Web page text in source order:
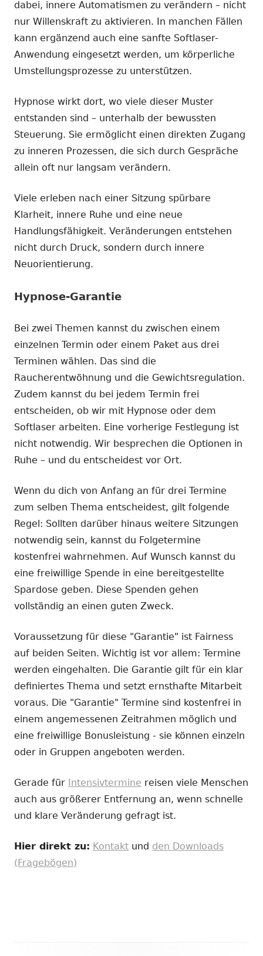
dabei, innere Automatismen zu verändern – nicht
nur Willenskraft zu aktivieren. In manchen Fällen
kann ergänzend auch eine sanfte Softlaser-
Anwendung eingesetzt werden, um körperliche
Umstellungsprozesse zu unterstützen.
Hypnose wirkt dort, wo viele dieser Muster
entstanden sind – unterhalb der bewussten
Steuerung. Sie ermöglicht einen direkten Zugang
zu inneren Prozessen, die sich durch Gespräche
allein oft nur langsam verändern.
Viele erleben nach einer Sitzung spürbare
Klarheit, innere Ruhe und eine neue
Handlungsfähigkeit. Veränderungen entstehen
nicht durch Druck, sondern durch innere
Neuorientierung.
Hypnose-Garantie
Bei zwei Themen kannst du zwischen einem
einzelnen Termin oder einem Paket aus drei
Terminen wählen. Das sind die
Raucherentwöhnung und die Gewichtsregulation.
Zudem kannst du bei jedem Termin frei
entscheiden, ob wir mit Hypnose oder dem
Softlaser arbeiten. Eine vorherige Festlegung ist
nicht notwendig. Wir besprechen die Optionen in
Ruhe – und du entscheidest vor Ort.
Wenn du dich von Anfang an für drei Termine
zum selben Thema entscheidest, gilt folgende
Regel: Sollten darüber hinaus weitere Sitzungen
notwendig sein, kannst du Folgetermine
kostenfrei wahrnehmen. Auf Wunsch kannst du
eine freiwillige Spende in eine bereitgestellte
Spardose geben. Diese Spenden gehen
vollständig an einen guten Zweck.
Voraussetzung für diese "Garantie" ist Fairness
auf beiden Seiten. Wichtig ist vor allem: Termine
werden eingehalten. Die Garantie gilt für ein klar
definiertes Thema und setzt ernsthafte Mitarbeit
voraus. Die "Garantie" Termine sind kostenfrei in
einem angemessenen Zeitrahmen möglich und
eine freiwillige Bonusleistung - sie können einzeln
oder in Gruppen angeboten werden.
Gerade für Intensivtermine reisen viele Menschen
auch aus größerer Entfernung an, wenn schnelle
und klare Veränderung gefragt ist.
Hier direkt zu: Kontakt und den Downloads
(Fragebögen)